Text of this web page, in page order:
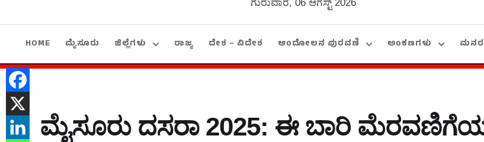
ಗುರುವಾರ, 06 ಆಗಸ್ಟ್ 2026
HOME ಮೈಸೂರು ಜಿಲ್ಲೆಗಳು ರಾಜ್ಯ ದೇಶ – ವಿದೇಶ ಆಂದೋಲನ ಪುರವಣಿ ಅಂಕಣಗಳು
ಮೈಸೂರು ದಸರಾ 2025: ಈ ಬಾರಿ